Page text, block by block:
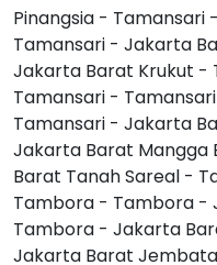
Pinangsia -
Tamansari - Jakarta
Jakarta Barat Krukut -
Tamansari -
Tamansari - Jakarta
Jakarta Barat Mangga
Barat Tanah Sareal -
Tambora - Tambora -
Tambora - Jakarta
Jakarta Barat